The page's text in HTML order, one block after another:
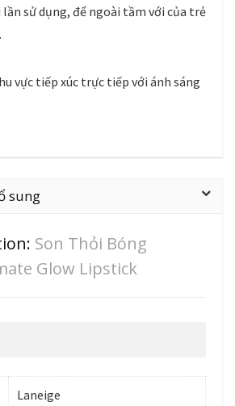
sử dụng, để ngoài tầm với của trẻ
vực tiếp xúc trực tiếp với ánh sáng
sung
Son Thỏi Bóng
Glow Lipstick
Laneige